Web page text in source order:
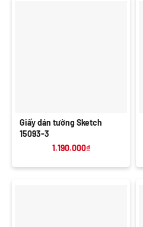
Giấy dán tường Sketch
15093-3
1.190.000₫